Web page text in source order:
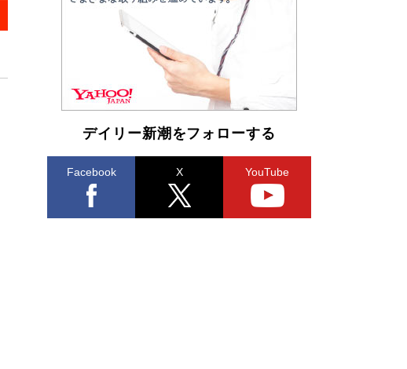
デイリー新潮をフォローする
Facebook X YouTube